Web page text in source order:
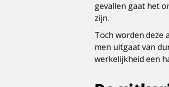
gevallen gaat het
zijn.
Toch worden deze
men uitgaat van
werkelijkheid een